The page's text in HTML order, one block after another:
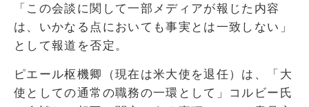
「この会談に関して一部メディアが報じた内容
は、いかなる点においても事実とは一致しない」
として報道を否定。
ピエール枢機卿（現在は米大使を退任）は、「大
使としての通常の職務の一環として」コルビー氏